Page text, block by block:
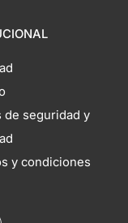
de seguridad y
y condiciones